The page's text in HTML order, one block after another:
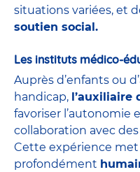
situations variées, et
soutien social.
Les instituts médico-
Auprès d’enfants ou
handicap,
favoriser l’autonomie
collaboration avec
Cette expérience
profondément